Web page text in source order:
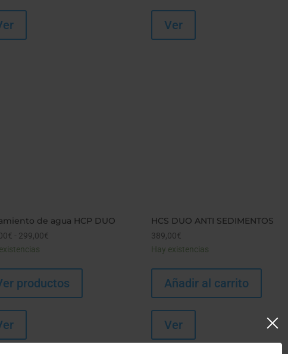
Ver
de agua HCP DUO
€ - 299,00€
289,00€
productos
HCS DUO ANTI SEDIMENTOS
389,00€
Hay existencias
Añadir al carrito
Ver